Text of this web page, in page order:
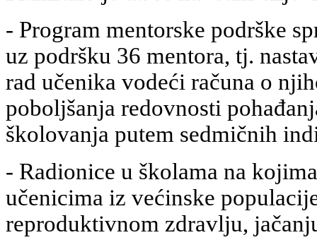
- Program mentorske podrške
uz podršku 36 mentora, tj.
rad učenika vodeći računa o
poboljšanja redovnosti
školovanja putem sedmičnih
- Radionice u školama na
učenicima iz većinske
reproduktivnom zdravlju,